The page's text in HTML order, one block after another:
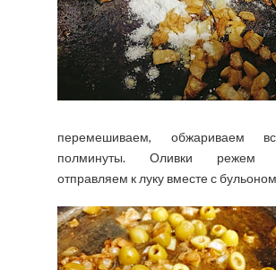
перемешиваем, обжариваем
полминуты. Оливки режем
отправляем к луку вместе с